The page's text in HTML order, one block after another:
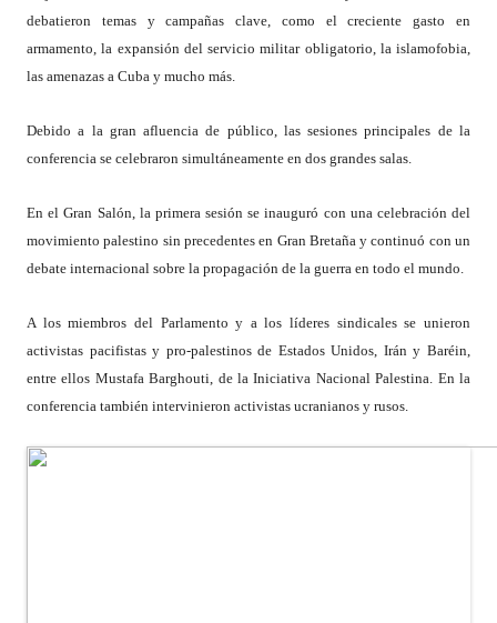
debatieron temas y campañas clave, como el creciente gasto en
armamento, la expansión del servicio militar obligatorio, la islamofobia,
las amenazas a Cuba y mucho más.
Debido a la gran afluencia de público, las sesiones principales de la
conferencia se celebraron simultáneamente en dos grandes salas.
En el Gran Salón, la primera sesión se inauguró con una celebración del
movimiento palestino sin precedentes en Gran Bretaña y continuó con un
debate internacional sobre la propagación de la guerra en todo el mundo.
A los miembros del Parlamento y a los líderes sindicales se unieron
activistas pacifistas y pro-palestinos de Estados Unidos, Irán y Baréin,
entre ellos Mustafa Barghouti, de la Iniciativa Nacional Palestina. En la
conferencia también intervinieron activistas ucranianos y rusos.